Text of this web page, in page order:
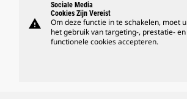
warning
Sociale Media
Cookies Zijn Vereist
Om deze functie in te schakelen, moet u
het gebruik van targeting-, prestatie- en
functionele cookies accepteren.